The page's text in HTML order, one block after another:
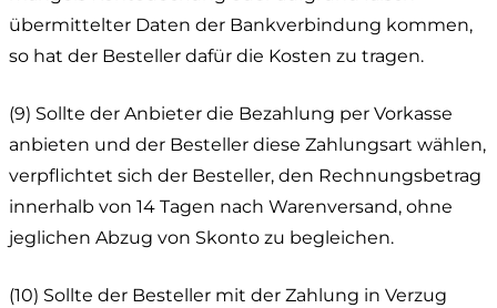
übermittelter Daten der Bankverbindung kommen,
so hat der Besteller dafür die Kosten zu tragen.
(9) Sollte der Anbieter die Bezahlung per Vorkasse
anbieten und der Besteller diese Zahlungsart wählen,
verpflichtet sich der Besteller, den Rechnungsbetrag
innerhalb von 14 Tagen nach Warenversand, ohne
jeglichen Abzug von Skonto zu begleichen.
(10) Sollte der Besteller mit der Zahlung in Verzug